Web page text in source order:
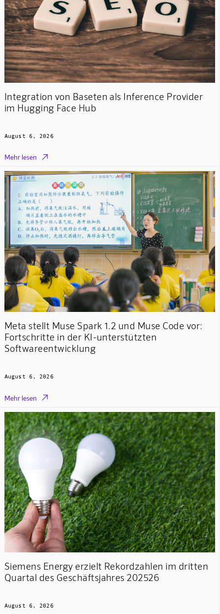
Integration von Baseten als Inference Provider
im Hugging Face Hub
August 6, 2026
Mehr lesen 
Meta stellt Muse Spark 1.2 und Muse Code vor:
Fortschritte in der KI-unterstützten
Softwareentwicklung
August 6, 2026
Mehr lesen 
Siemens Energy erzielt Rekordzahlen im dritten
Quartal des Geschäftsjahres 202526
August 6, 2026